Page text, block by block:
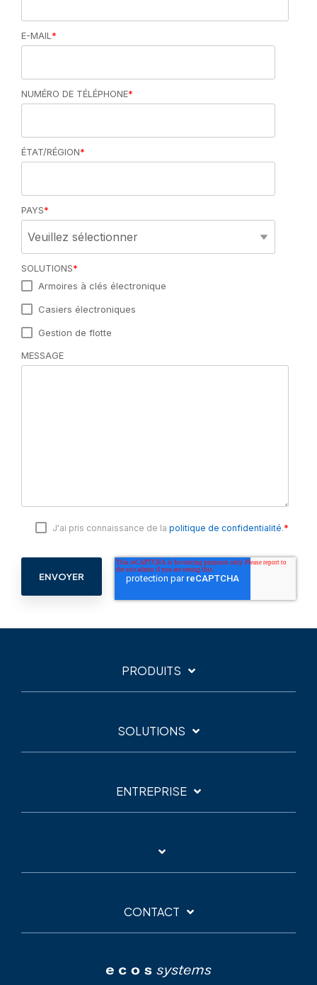
E-MAIL *
NUMÉRO DE TÉLÉPHONE*
ÉTAT/RÉGION*
PAYS*
SOLUTIONS*
Armoires à clés électronique
Casiers électroniques
Gestion de flotte
MESSAGE
J'ai pris connaissance de la politique de confidentialité.*
PRODUITS
SOLUTIONS
ENTREPRISE
CONTACT